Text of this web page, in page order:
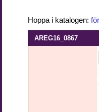
Hoppa i katalogen:
AREG16_0867